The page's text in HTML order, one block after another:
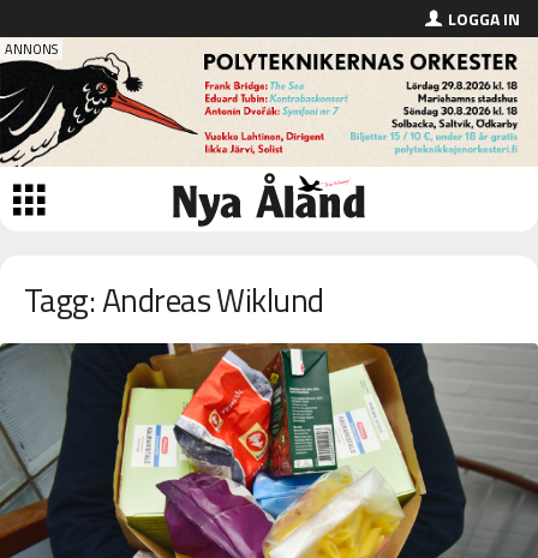
LOGGA IN
Tagg: Andreas Wiklund